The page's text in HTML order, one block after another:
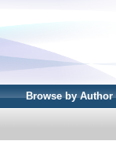
Browse by Author